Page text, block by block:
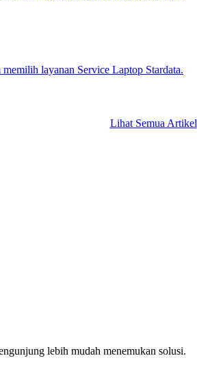
layanan Service Laptop Stardata.
Lihat Semua Artikel
lebih mudah menemukan solusi.